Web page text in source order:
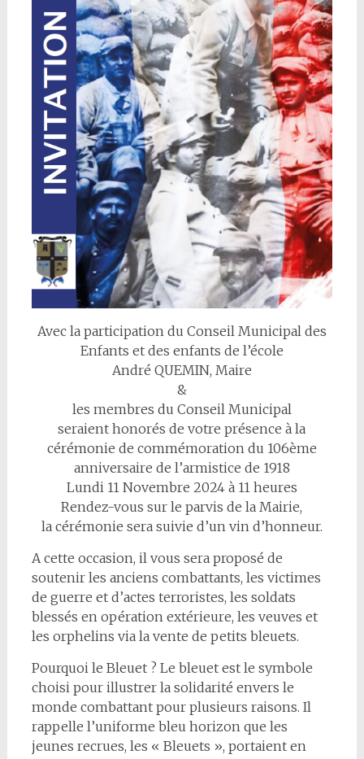
Avec la participation du Conseil Municipal des
Enfants et des enfants de l’école
André QUEMIN, Maire
&
les membres du Conseil Municipal
seraient honorés de votre présence à la
cérémonie de commémoration du 106ème
anniversaire de l’armistice de 1918
Lundi 11 Novembre 2024 à 11 heures
Rendez-vous sur le parvis de la Mairie,
la cérémonie sera suivie d’un vin d’honneur.
A cette occasion, il vous sera proposé de
soutenir les anciens combattants, les victimes
de guerre et d’actes terroristes, les soldats
blessés en opération extérieure, les veuves et
les orphelins via la vente de petits bleuets.
Pourquoi le Bleuet ? Le bleuet est le symbole
choisi pour illustrer la solidarité envers le
monde combattant pour plusieurs raisons. Il
rappelle l’uniforme bleu horizon que les
jeunes recrues, les « Bleuets », portaient en